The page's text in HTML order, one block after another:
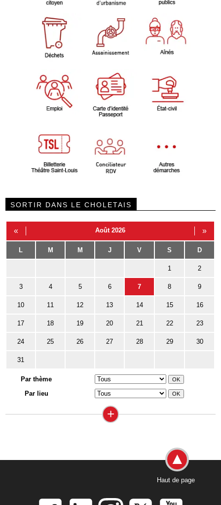
SORTIR DANS LE CHOLETAIS
« Août 2026 »
L M M J V S D
1 2
3 4 5 6 7 8 9
10 11 12 13 14 15 16
17 18 19 20 21 22 23
24 25 26 27 28 29 30
31
Par thème
Par lieu
+
Haut de page